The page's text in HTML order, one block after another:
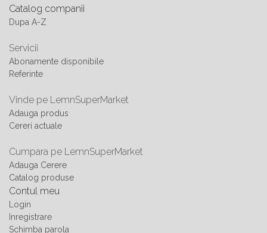
Catalog companii
Dupa A-Z
Servicii
Abonamente disponibile
Referinte
Vinde pe LemnSuperMarket
Adauga produs
Cereri actuale
Cumpara pe LemnSuperMarket
Adauga Cerere
Catalog produse
Contul meu
Login
Inregistrare
Schimba parola